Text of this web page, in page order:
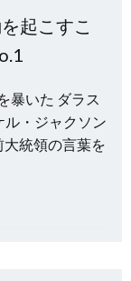
起こすこ
暴いた ダラス
ル・ジャクソン
大統領の言葉を